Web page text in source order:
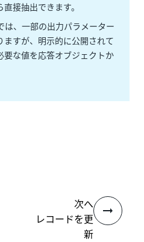
接抽出できます。
は、一部の出力パラメーター
ますが、明示的に公開されて
要な値を応答オブジェクトか
次へ
レコードを更
新